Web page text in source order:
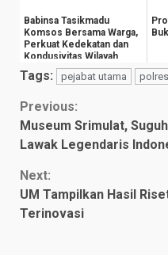
Babinsa Tasikmadu
Komsos Bersama Warga,
Perkuat Kedekatan dan
Kondusivitas Wilayah
Tags: pejabat utama
Continue
Reading
Previous:
Museum Srimulat,
Lawak Legendaris
Next:
UM Tampilkan Hasil
Terinovasi